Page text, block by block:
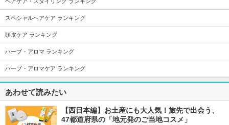
5.5
555件
イモーテル オーバ
ロクシタン
おいせさん
スペシャルヘアケア ランキング
頭皮ケア ランキング
ハーブ・アロマ ランキング
ハーブ・アロマケア ランキング
あわせて読みたい
【西日本編】お土産にも大人気！旅先で出会う、
47都道府県の「地元発のご当地コスメ」